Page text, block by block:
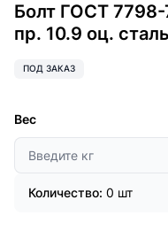
Болт ГОСТ
пр. 10.9 оц. сталь
ПОД ЗАКАЗ
Вес
Количество: 0 шт